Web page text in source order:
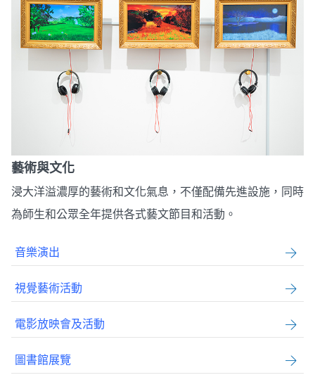
藝術與文化
浸大洋溢濃厚的藝術和文化氣息，不僅配備先進設施，同時
為師生和公眾全年提供各式藝文節目和活動。
音樂演出
視覺藝術活動
電影放映會及活動
圖書館展覽